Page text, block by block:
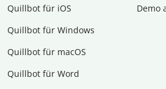
Quillbot für iOS
Quillbot für Windows
Quillbot für macOS
Quillbot für Word
Demo